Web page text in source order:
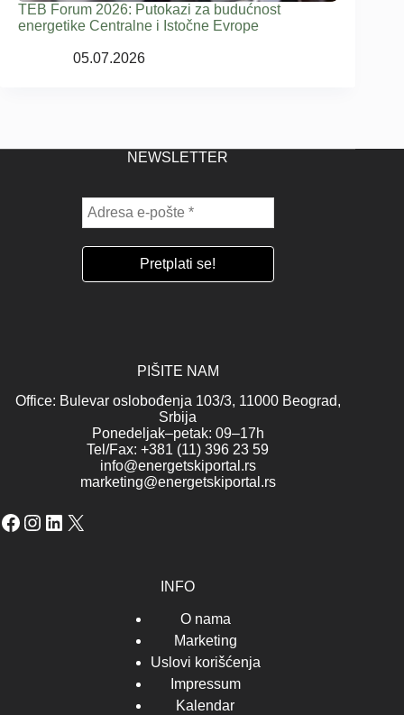
TEB Forum 2026: Putokazi za budućnost
energetike Centralne i Istočne Evrope
05.07.2026
NEWSLETTER
PIŠITE NAM
Office: Bulevar oslobođenja 103/3, 11000 Beograd,
Srbija
Ponedeljak–petak: 09–17h
Tel/Fax: +381 (11) 396 23 59
info@energetskiportal.rs
marketing@energetskiportal.rs
Facebook
Instagram
LinkedIn
X
INFO
O nama
Marketing
Uslovi korišćenja
Impressum
Kalendar